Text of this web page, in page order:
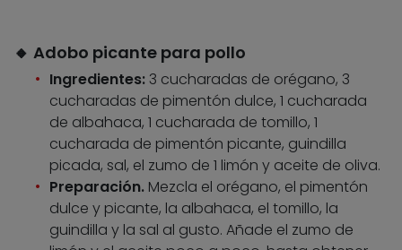
🔸 Adobo picante para pollo
Ingredientes: 3 cucharadas de orégano, 3
cucharadas de pimentón dulce, 1 cucharada
de albahaca, 1 cucharada de tomillo, 1
cucharada de pimentón picante, guindilla
picada, sal, el zumo de 1 limón y aceite de oliva.
Preparación. Mezcla el orégano, el pimentón
dulce y picante, la albahaca, el tomillo, la
guindilla y la sal al gusto. Añade el zumo de